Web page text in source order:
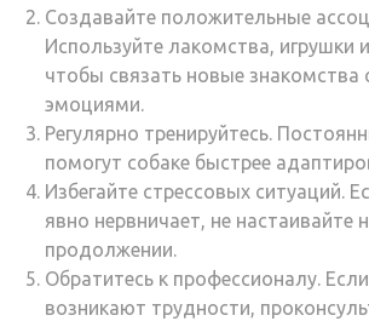
Создавайте положительные
Используйте лакомства, игрушки
чтобы связать новые знакомства
эмоциями.
Регулярно тренируйтесь.
помогут собаке быстрее
Избегайте стрессовых ситуаций.
явно нервничает, не настаивайте
продолжении.
Обратитесь к профессионалу.
возникают трудности,